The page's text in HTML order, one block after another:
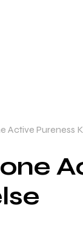
Active Pureness